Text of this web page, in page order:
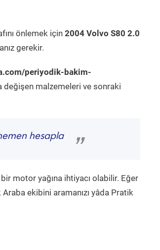
önlemek için 2004 Volvo S80 2.0
gerekir.
periyodik-bakim-
değişen malzemeleri ve sonraki
hesapla
”
motor yağına ihtiyacı olabilir. Eğer
Araba ekibini aramanızı yâda Pratik